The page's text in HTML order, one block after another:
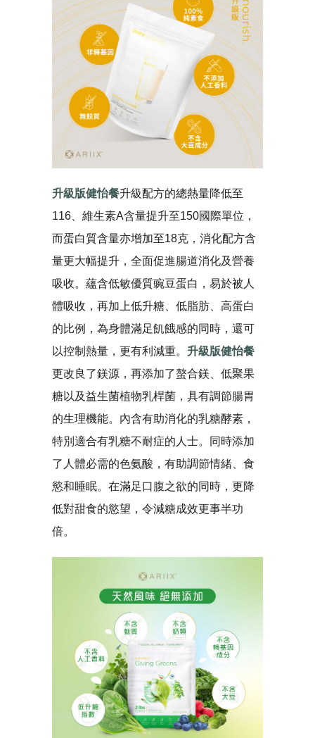
升級版健怡餐升級配方的總熱量降低至
116、維生素A含量提升至150國際單位，
而蛋白質含量亦增加至18克，消化配方含
量更大幅提升，全面促進腸道消化及營養
吸收。蘊含低敏優質豌豆蛋白，易於被人
體吸收，再加上低升糖、低脂肪、高蛋白
的比例，為身體滿足飢餓感的同時，還可
以控制熱量，更有利減重。 升級版健怡餐
更改良了鎂源，再添加了螯合鎂、低聚果
糖以及益生菌植物乳桿菌，具有調節腸胃
的生理機能。內含有助消化的乳糖酵素，
特別適合有乳糖不耐症的人士。同時添加
了人體必需的色氨酸，有助調節情緒、食
慾和睡眠。在滿足口腹之欲的同時，更降
低對甜食的慾望，令減糖成效更事半功
倍。